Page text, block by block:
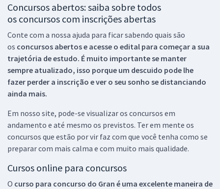
Concursos abertos: saiba sobre todos
os concursos com inscrições abertas
Conte com a nossa ajuda para ficar sabendo quais são
os concursos abertos e acesse o edital para começar a sua
trajetória de estudo. É muito importante se manter
sempre atualizado, isso porque um descuido pode lhe
fazer perder a inscrição e ver o seu sonho se distanciando
ainda mais.
Em nosso site, pode-se visualizar os concursos em
andamento e até mesmo os previstos. Ter em mente os
concursos que estão por vir faz com que você tenha como se
preparar com mais calma e com muito mais qualidade.
Cursos online para concursos
O curso para concurso do Gran é uma excelente maneira de